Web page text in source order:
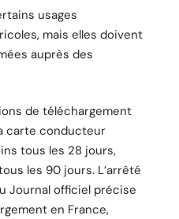
usages
mais elles doivent
auprès des
de téléchargement
carte conducteur
tous les 28 jours,
les 90 jours. L’arrêté
Journal officiel précise
en France,